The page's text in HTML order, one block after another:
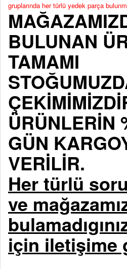
gruplarında her türlü yedek parça
BULUNAN
TAMAMI
ÜRÜNLERİN
GÜN
VERİLİR.
Her türlü
ve
için iletişime